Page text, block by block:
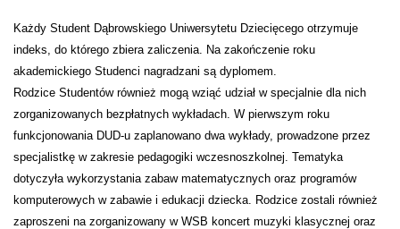
Każdy Student Dąbrowskiego Uniwersytetu Dziecięcego otrzymuje
indeks, do którego zbiera zaliczenia. Na zakończenie roku
akademickiego Studenci nagradzani są dyplomem.
Rodzice Studentów również mogą wziąć udział w specjalnie dla nich
zorganizowanych bezpłatnych wykładach. W pierwszym roku
funkcjonowania DUD-u zaplanowano dwa wykłady, prowadzone przez
specjalistkę w zakresie pedagogiki wczesnoszkolnej. Tematyka
dotyczyła wykorzystania zabaw matematycznych oraz programów
komputerowych w zabawie i edukacji dziecka. Rodzice zostali również
zaproszeni na zorganizowany w WSB koncert muzyki klasycznej oraz